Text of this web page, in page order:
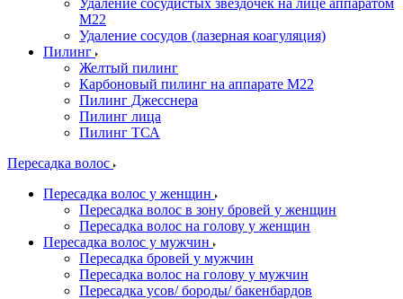
Удаление сосудистых звездочек на лице аппаратом
М22
Удаление сосудов (лазерная коагуляция)
Пилинг
Желтый пилинг
Карбоновый пилинг на аппарате M22
Пилинг Джесснера
Пилинг лица
Пилинг ТСА
Пересадка волос
Пересадка волос у женщин
Пересадка волос в зону бровей у женщин
Пересадка волос на голову у женщин
Пересадка волос у мужчин
Пересадка бровей у мужчин
Пересадка волос на голову у мужчин
Пересадка усов/ бороды/ бакенбардов